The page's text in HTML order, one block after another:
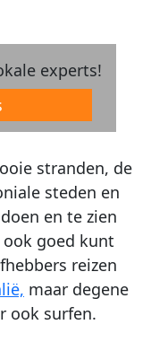
experts!
stranden, de
steden en
en te zien
goed kunt
reizen
maar degene
ook surfen.